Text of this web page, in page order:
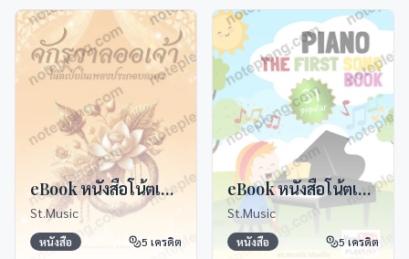
eBook หนังสือโน้ตเปียโนจักรวาลออเจ้า
St.Music
หนังสือ 5 เครดิต
eBook หนังสือโน้ตเปียโน The First Song
St.Music
หนังสือ 5เครดิต